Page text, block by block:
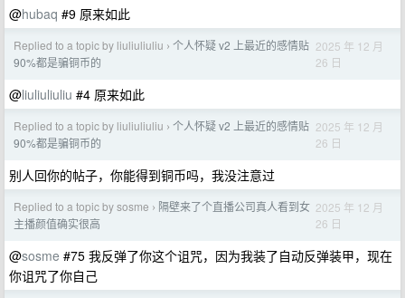
@hubaq #9 原来如此
Replied to a topic by liuliuliuliu › 个人怀疑 v2 上最近的感情贴
90%都是骗铜币的
2025 年 12 月
26 日
@liuliuliuliu #4 原来如此
Replied to a topic by liuliuliuliu › 个人怀疑 v2 上最近的感情贴
90%都是骗铜币的
2025 年 12 月
26 日
别人回你的帖子，你能得到铜币吗，我没注意过
Replied to a topic by sosme › 隔壁来了个直播公司真人看到女
主播颜值确实很高
2025 年 12 月
26 日
@sosme #75 我反弹了你这个诅咒，因为我装了自动反弹装甲，现在
你诅咒了你自己